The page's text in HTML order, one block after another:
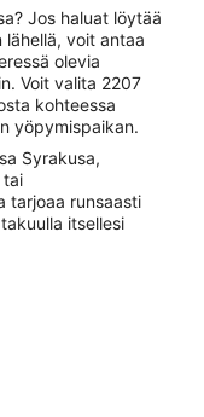
Jos haluat löytää
voit antaa
olevia
Voit valita 2207
kohteessa
yöpymispaikan.
Syrakusa,
tai
tarjoaa runsaasti
itsellesi